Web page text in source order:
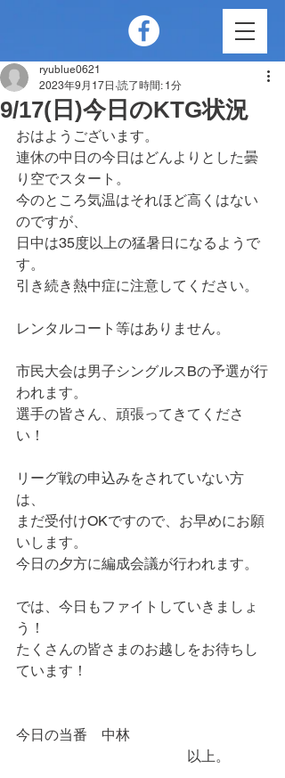
9/17(日)今日のKTG状況
ryublue0621
2023年9月17日 読了時間: 1分
おはようございます。
連休の中日の今日はどんよりとした曇
り空でスタート。
今のところ気温はそれほど高くはない
のですが、
日中は35度以上の猛暑日になるようで
す。
引き続き熱中症に注意してください。
レンタルコート等はありません。
市民大会は男子シングルスBの予選が行
われます。
選手の皆さん、頑張ってきてくださ
い！
リーグ戦の申込みをされていない方
は、
まだ受付けOKですので、お早めにお願
いします。
今日の夕方に編成会議が行われます。
では、今日もファイトしていきましょ
う！
たくさんの皆さまのお越しをお待ちし
ています！
今日の当番　中林
以上。